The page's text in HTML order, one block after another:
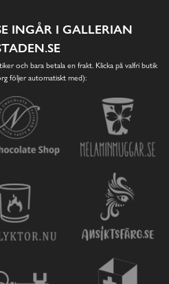
INGÅR I GALLERIAN
och bara betala en frakt. Klicka på valfri butik
följer automatiskt med):